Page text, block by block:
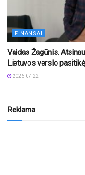
FINANSAI
Vaidas Žagūnis.
Lietuvos verslo
2026-07-22
Reklama